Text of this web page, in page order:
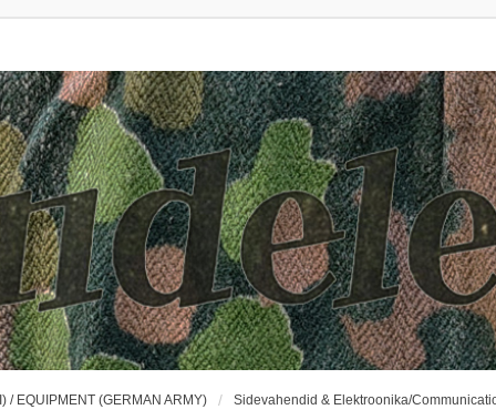
/ EQUIPMENT (GERMAN ARMY) Sidevahendid & Elektroonika/